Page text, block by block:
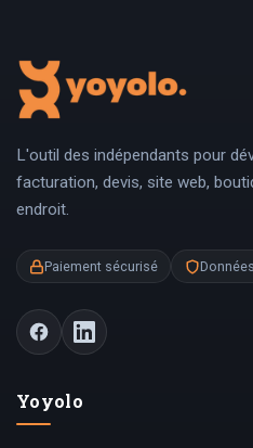
L'outil des indépendants pour
facturation, devis, site web,
endroit.
Paiement sécurisé
Yoyolo